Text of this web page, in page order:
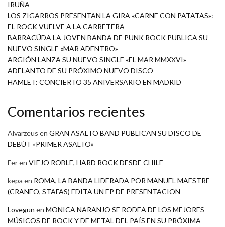
IRUÑA
LOS ZIGARROS PRESENTAN LA GIRA «CARNE CON PATATAS»:
EL ROCK VUELVE A LA CARRETERA
BARRACÜDA LA JOVEN BANDA DE PUNK ROCK PUBLICA SU
NUEVO SINGLE «MAR ADENTRO»
ARGIÓN LANZA SU NUEVO SINGLE «EL MAR MMXXVI»
ADELANTO DE SU PRÓXIMO NUEVO DISCO
HAMLET: CONCIERTO 35 ANIVERSARIO EN MADRID
Comentarios recientes
Alvarzeus en GRAN ASALTO BAND PUBLICAN SU DISCO DE
DEBÚT «PRIMER ASALTO»
Feren VIEJO ROBLE, HARD ROCK DESDE CHILE
kepa en ROMA, LA BANDA LIDERADA POR MANUEL MAESTRE
(CRANEO, STAFAS) EDITA UN EP DE PRESENTACION
Lovegun en MONICA NARANJO SE RODEA DE LOS MEJORES
MÚSICOS DE ROCK Y DE METAL DEL PAÍS EN SU PRÓXIMA